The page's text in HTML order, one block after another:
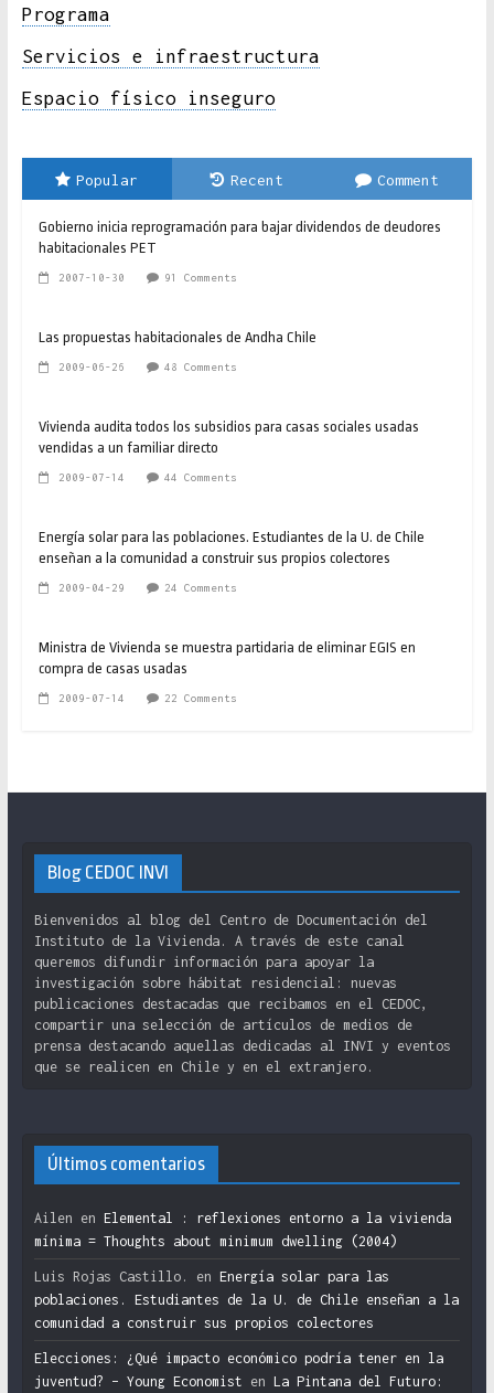
Programa
Servicios e infraestructura
Espacio físico inseguro
Popular Recent Comment
Gobierno inicia reprogramación para bajar dividendos de deudores
habitacionales PET
2007-10-30 91 Comments
Las propuestas habitacionales de Andha Chile
2009-06-26 48 Comments
Vivienda audita todos los subsidios para casas sociales usadas
vendidas a un familiar directo
2009-07-14 44 Comments
Energía solar para las poblaciones. Estudiantes de la U. de Chile
enseñan a la comunidad a construir sus propios colectores
2009-04-29 24 Comments
Ministra de Vivienda se muestra partidaria de eliminar EGIS en
compra de casas usadas
2009-07-14 22 Comments
Blog CEDOC INVI
Bienvenidos al blog del Centro de Documentación del
Instituto de la Vivienda. A través de este canal
queremos difundir información para apoyar la
investigación sobre hábitat residencial: nuevas
publicaciones destacadas que recibamos en el CEDOC,
compartir una selección de artículos de medios de
prensa destacando aquellas dedicadas al INVI y eventos
que se realicen en Chile y en el extranjero.
Últimos comentarios
Ailen en Elemental : reflexiones entorno a la vivienda
mínima = Thoughts about minimum dwelling (2004)
Luis Rojas Castillo. en Energía solar para las
poblaciones. Estudiantes de la U. de Chile enseñan a la
comunidad a construir sus propios colectores
Elecciones: ¿Qué impacto económico podría tener en la
juventud? – Young Economist en La Pintana del Futuro: